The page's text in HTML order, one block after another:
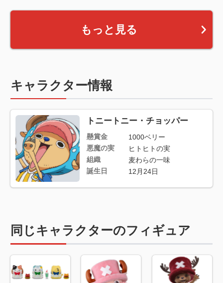
もっと見る
キャラクター情報
トニートニー・チョッパー
懸賞金
1000ベリー
悪魔の実
ヒトヒトの実
組織
麦わらの一味
誕生日
12月24日
同じキャラクターのフィギュア